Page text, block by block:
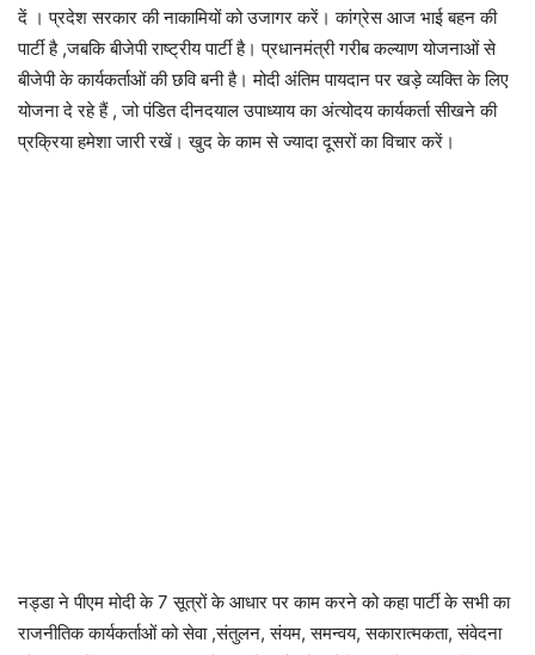
दें । प्रदेश सरकार की नाकामियों को उजागर करें। कांग्रेस आज भाई बहन की
पार्टी है ,जबकि बीजेपी राष्ट्रीय पार्टी है। प्रधानमंत्री गरीब कल्याण योजनाओं से
बीजेपी के कार्यकर्ताओं की छवि बनी है। मोदी अंतिम पायदान पर खड़े व्यक्ति के लिए
योजना दे रहे हैं , जो पंडित दीनदयाल उपाध्याय का अंत्योदय कार्यकर्ता सीखने की
प्रक्रिया हमेशा जारी रखें। खुद के काम से ज्यादा दूसरों का विचार करें।
नड्डा ने पीएम मोदी के 7 सूत्रों के आधार पर काम करने को कहा पार्टी के सभी का
राजनीतिक कार्यकर्ताओं को सेवा ,संतुलन, संयम, समन्वय, सकारात्मकता, संवेदना